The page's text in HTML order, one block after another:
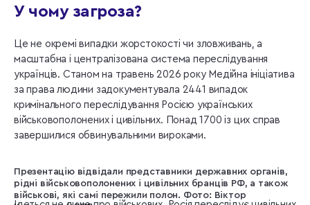
У чому загроза?
Це не окремі випадки жорстокості чи зловживань, а
масштабна і централізована система переслідування
українців. Станом на травень 2026 року Медійна ініціатива
за права людини задокументувала 2441 випадок
кримінального переслідування Росією українських
військовополонених і цивільних. Понад 1700 із цих справ
завершилися обвинувальними вироками.
Презентацію відвідали представники державних органів,
рідні військовополонених і цивільних бранців РФ, а також
військові, які самі пережили полон. Фото: Віктор